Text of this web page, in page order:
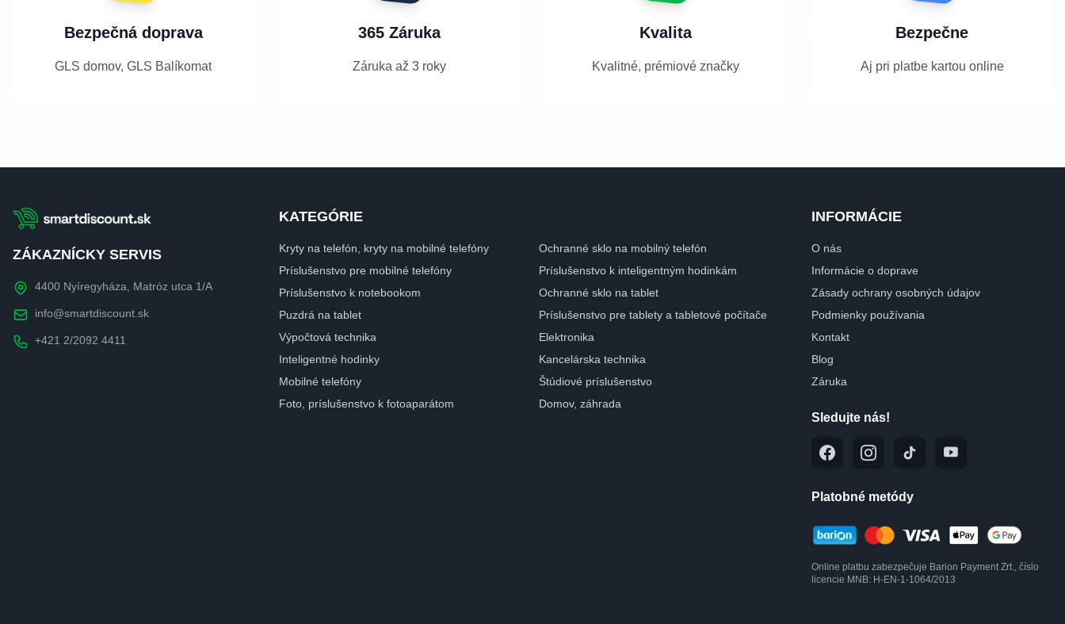
Bezpečná doprava
GLS domov, GLS Balíkomat
365 Záruka
Záruka až 3 roky
Kvalita
Kvalitné, prémiové značky
Bezpečne
Aj pri platbe kartou online
ZÁKAZNÍCKY SERVIS
4400 Nyíregyháza, Matróz utca 1/A
info@smartdiscount.sk
+421 2/2092 4411
KATEGÓRIE
Kryty na telefón, kryty na mobilné telefóny
Ochranné sklo na mobilný telefón
Príslušenstvo pre mobilné telefóny
Príslušenstvo k inteligentným hodinkám
Príslušenstvo k notebookom
Ochranné sklo na tablet
Puzdrá na tablet
Príslušenstvo pre tablety a tabletové počítače
Výpočtová technika
Elektronika
Inteligentné hodinky
Kancelárska technika
Mobilné telefóny
Štúdiové príslušenstvo
Foto, príslušenstvo k fotoaparátom
Domov, záhrada
INFORMÁCIE
O nás
Informácie o doprave
Zásady ochrany osobných údajov
Podmienky používania
Kontakt
Blog
Záruka
Sledujte nás!
Platobné metódy
Online platbu zabezpečuje Barion Payment Zrt., číslo
licencie MNB: H-EN-1-1064/2013